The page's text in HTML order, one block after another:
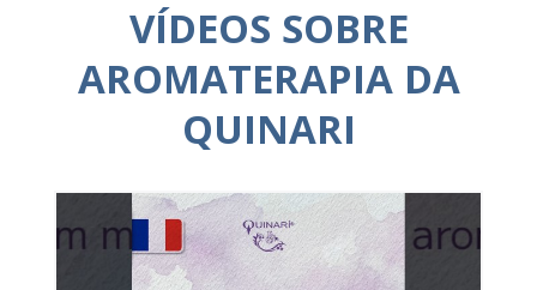
VÍDEOS SOBRE
AROMATERAPIA DA
QUINARI